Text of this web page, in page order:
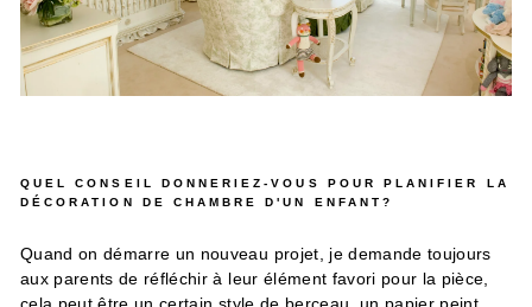
QUEL CONSEIL DONNERIEZ-VOUS POUR PLANIFIER LA
DÉCORATION DE CHAMBRE D'UN ENFANT?
Quand on démarre un nouveau projet, je demande toujours
aux parents de réfléchir à leur élément favori pour la pièce,